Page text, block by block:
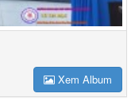
Xem Album